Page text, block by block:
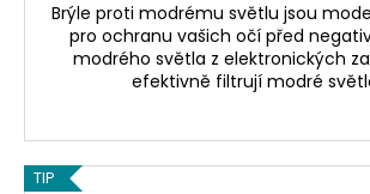
Brýle proti modrému světlu jsou
pro ochranu vašich očí před
modrého světla z elektronických
efektivně filtrují modré
TIP